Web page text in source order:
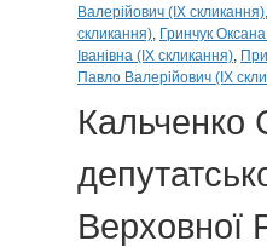
Валерійович (IX скликання)
скликання) Гринчук
Іванівна (IX скликання)
Павло Валерійович (IX
Кальченко
Верховної